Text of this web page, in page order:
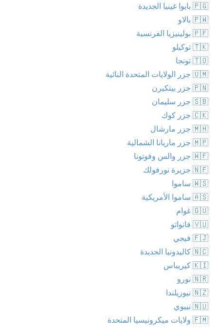
🇵🇬 بابوا غينيا الجديدة
🇵🇼 بالاو
🇵🇫 بولينيزيا الفرنسية
🇹🇰 توكيلو
🇹🇴 تونجا
🇺🇲 جزر الولايات المتحدة النائية
🇵🇳 جزر بيتكيرن
🇸🇧 جزر سليمان
🇨🇰 جزر كوك
🇲🇭 جزر مارشال
🇲🇵 جزر ماريانا الشمالية
🇼🇫 جزر والس وفوتونا
🇳🇫 جزيرة نورفولك
🇼🇸 ساموا
🇦🇸 ساموا الأمريكية
🇬🇺 غوام
🇻🇺 فانواتو
🇫🇯 فيجي
🇳🇨 كاليدونيا الجديدة
🇰🇮 كيريباس
🇳🇷 نورو
🇳🇿 نيوزيلندا
🇳🇺 نييوي
🇫🇲 ولايات ميكرونيسيا المتحدة